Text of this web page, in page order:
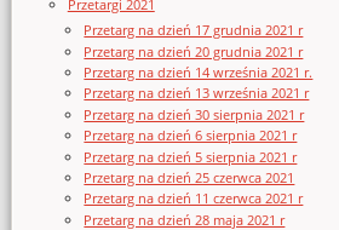
Przetargi 2021
Przetarg na dzień 17 grudnia 2021 r
Przetarg na dzień 20 grudnia 2021 r
Przetarg na dzień 14 września 2021 r.
Przetarg na dzień 13 września 2021 r
Przetarg na dzień 30 sierpnia 2021 r
Przetarg na dzień 6 sierpnia 2021 r
Przetarg na dzień 5 sierpnia 2021 r
Przetarg na dzień 25 czerwca 2021
Przetarg na dzień 11 czerwca 2021 r
Przetarg na dzień 28 maja 2021 r